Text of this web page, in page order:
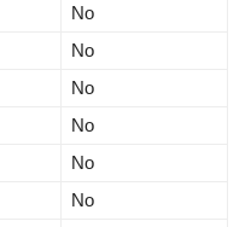
No
No
No
No
No
No